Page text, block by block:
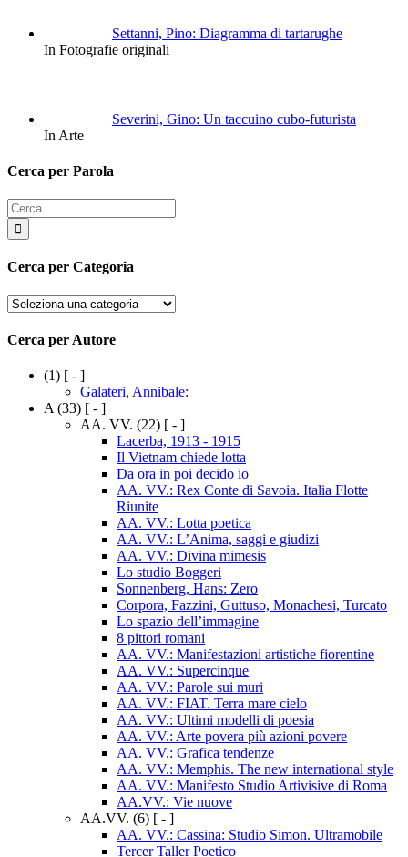
Settanni, Pino: Diagramma di tartarughe
In Fotografie originali
Severini, Gino: Un taccuino cubo-futurista
In Arte
Cerca per Parola
Cerca
per:
Cerca per Categoria
Cerca
Categoria
Cerca per Autore
(1) [ - ]
Galateri, Annibale:
A (33) [ - ]
AA. VV. (22) [ - ]
Lacerba, 1913 - 1915
Il Vietnam chiede lotta
Da ora in poi decido io
AA. VV.: Rex Conte di Savoia. Italia Flotte
Riunite
AA. VV.: Lotta poetica
AA. VV.: L’Anima, saggi e giudizi
AA. VV.: Divina mimesis
Lo studio Boggeri
Sonnenberg, Hans: Zero
Corpora, Fazzini, Guttuso, Monachesi, Turcato
Lo spazio dell’immagine
8 pittori romani
AA. VV.: Manifestazioni artistiche fiorentine
AA. VV.: Supercinque
AA. VV.: Parole sui muri
AA. VV.: FIAT. Terra mare cielo
AA. VV.: Ultimi modelli di poesia
AA. VV.: Arte povera più azioni povere
AA. VV.: Grafica tendenze
AA. VV.: Memphis. The new international style
AA. VV.: Manifesto Studio Artivisive di Roma
AA.VV.: Vie nuove
AA.VV. (6) [ - ]
AA. VV.: Cassina: Studio Simon. Ultramobile
Tercer Taller Poetico